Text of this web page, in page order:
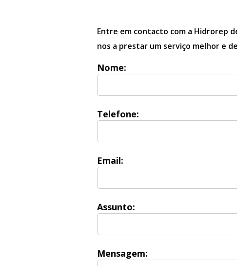
Entre em contacto com a Hidrorep
nos a prestar um serviço melhor e
Nome:
Telefone:
Email:
Assunto:
Mensagem: